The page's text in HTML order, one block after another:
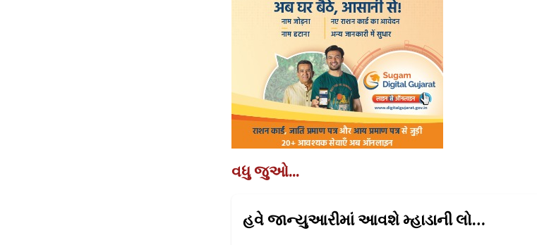
વધુ જુઓ...
હવે જાન્યુઆરીમાં આવશે મ્હાડાની લોટરી થશે,